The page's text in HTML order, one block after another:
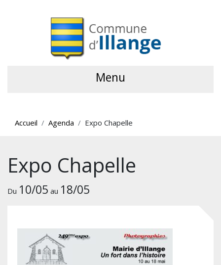
Menu
Accueil Agenda Expo Chapelle
Expo Chapelle
Du 10/05 au 18/05